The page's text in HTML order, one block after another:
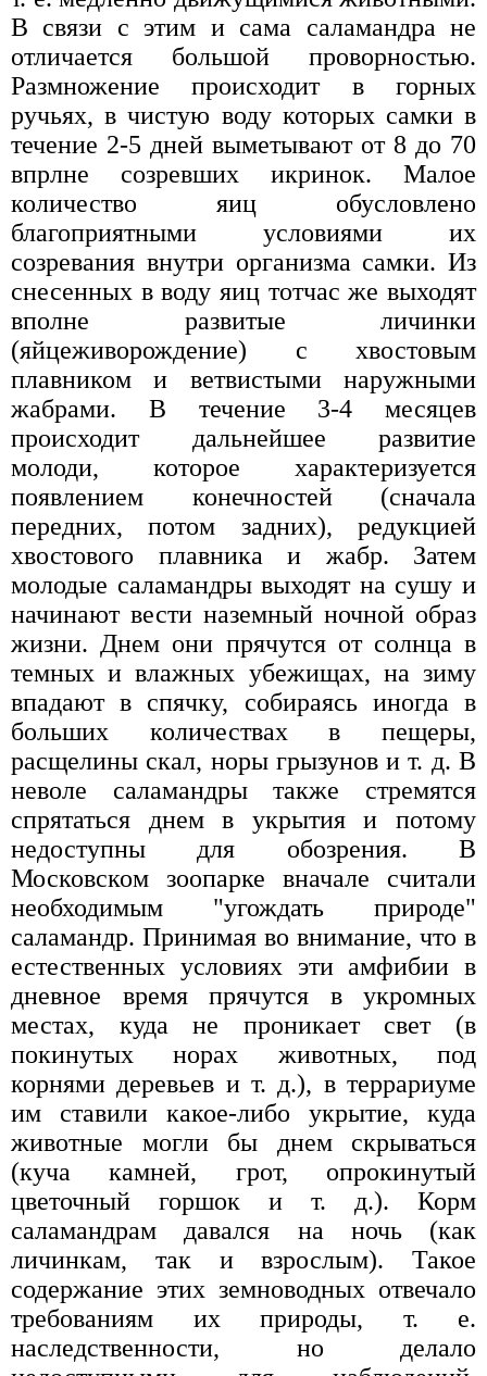
В связи с этим и сама саламандра не
отличается большой проворностью.
Размножение происходит в горных
ручьях, в чистую воду которых самки в
течение 2-5 дней выметывают от 8 до 70
впрлне созревших икринок. Малое
количество яиц обусловлено
благоприятными условиями их
созревания внутри организма самки. Из
снесенных в воду яиц тотчас же выходят
вполне развитые личинки
(яйцеживорождение) с хвостовым
плавником и ветвистыми наружными
жабрами. В течение 3-4 месяцев
происходит дальнейшее развитие
молоди, которое характеризуется
появлением конечностей (сначала
передних, потом задних), редукцией
хвостового плавника и жабр. Затем
молодые саламандры выходят на сушу и
начинают вести наземный ночной образ
жизни. Днем они прячутся от солнца в
темных и влажных убежищах, на зиму
впадают в спячку, собираясь иногда в
больших количествах в пещеры,
расщелины скал, норы грызунов и т. д. В
неволе саламандры также стремятся
спрятаться днем в укрытия и потому
недоступны для обозрения. В
Московском зоопарке вначале считали
необходимым "угождать природе"
саламандр. Принимая во внимание, что в
естественных условиях эти амфибии в
дневное время прячутся в укромных
местах, куда не проникает свет (в
покинутых норах животных, под
корнями деревьев и т. д.), в террариуме
им ставили какое-либо укрытие, куда
животные могли бы днем скрываться
(куча камней, грот, опрокинутый
цветочный горшок и т. д.). Корм
саламандрам давался на ночь (как
личинкам, так и взрослым). Такое
содержание этих земноводных отвечало
требованиям их природы, т. е.
наследственности, но делало